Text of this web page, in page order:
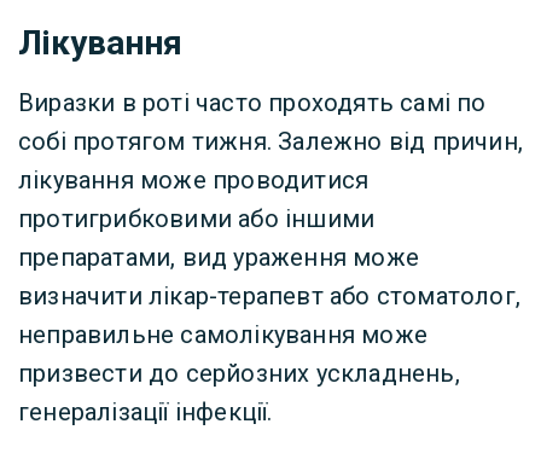
Лікування
Виразки в роті часто проходять самі по
собі протягом тижня. Залежно від причин,
лікування може проводитися
протигрибковими або іншими
препаратами, вид ураження може
визначити лікар-терапевт або стоматолог,
неправильне самолікування може
призвести до серйозних ускладнень,
генералізації інфекції.